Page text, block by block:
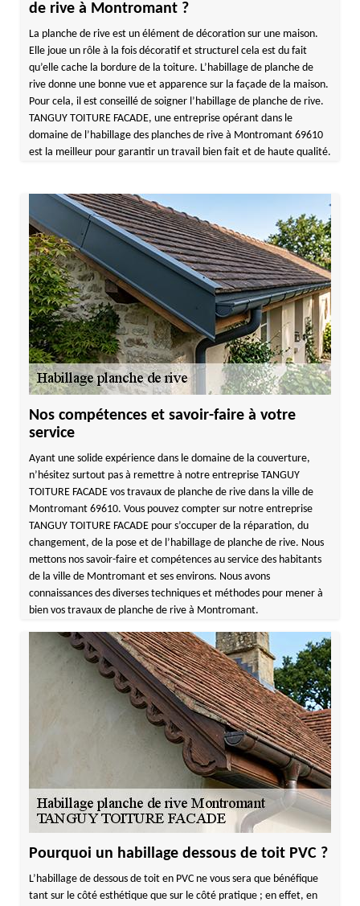
de rive à Montromant ?
La planche de rive est un élément de décoration sur une maison.
Elle joue un rôle à la fois décoratif et structurel cela est du fait
qu’elle cache la bordure de la toiture. L’habillage de planche de
rive donne une bonne vue et apparence sur la façade de la maison.
Pour cela, il est conseillé de soigner l’habillage de planche de rive.
TANGUY TOITURE FACADE, une entreprise opérant dans le
domaine de l’habillage des planches de rive à Montromant 69610
est la meilleur pour garantir un travail bien fait et de haute qualité.
Nos compétences et savoir-faire à votre
service
Ayant une solide expérience dans le domaine de la couverture,
n’hésitez surtout pas à remettre à notre entreprise TANGUY
TOITURE FACADE vos travaux de planche de rive dans la ville de
Montromant 69610. Vous pouvez compter sur notre entreprise
TANGUY TOITURE FACADE pour s’occuper de la réparation, du
changement, de la pose et de l’habillage de planche de rive. Nous
mettons nos savoir-faire et compétences au service des habitants
de la ville de Montromant et ses environs. Nous avons
connaissances des diverses techniques et méthodes pour mener à
bien vos travaux de planche de rive à Montromant.
Pourquoi un habillage dessous de toit PVC ?
L’habillage de dessous de toit en PVC ne vous sera que bénéfique
tant sur le côté esthétique que sur le côté pratique ; en effet, en